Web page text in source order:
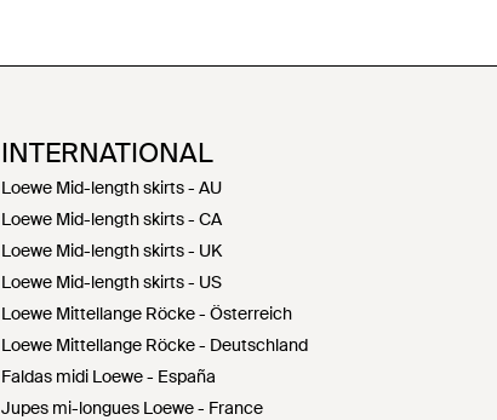
INTERNATIONAL
Loewe Mid-length skirts - AU
Loewe Mid-length skirts - CA
Loewe Mid-length skirts - UK
Loewe Mid-length skirts - US
Loewe Mittellange Röcke - Österreich
Loewe Mittellange Röcke - Deutschland
Faldas midi Loewe - España
Jupes mi-longues Loewe - France